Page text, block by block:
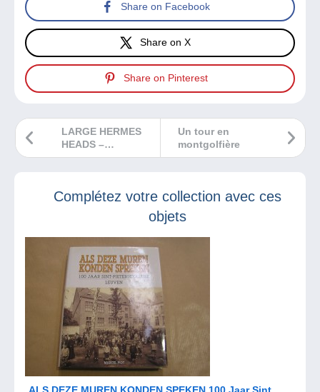
Share on Facebook
Share on X
Share on Pinterest
Un tour en
montgolfière
LARGE HERMES
HEADS –
PRINTINGS AND
Complétez votre collection avec ces
objets
ALS DEZE MUREN KONDEN SPEKEN 100 Jaar Sint